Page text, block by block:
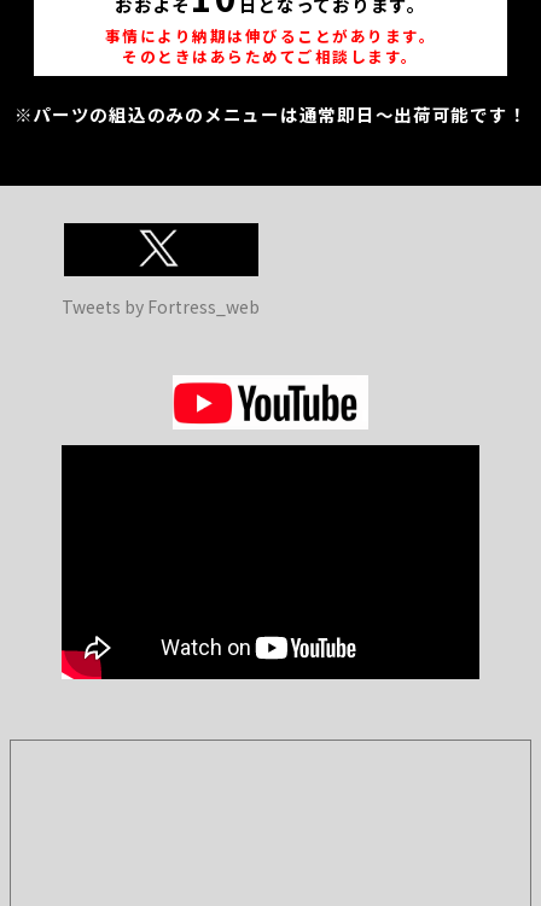
事情により納期は伸びることがあります。
そのときはあらためてご相談します。
※パーツの組込のみのメニューは通常即日～出荷可能です！
Tweets by Fortress_web